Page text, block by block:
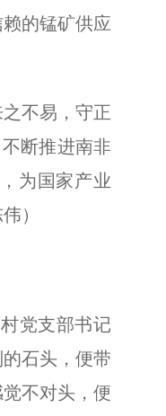
的锰矿供应
不易，守正
断推进南非
为国家产业
）
党支部书记
石头，便带
不对头，便